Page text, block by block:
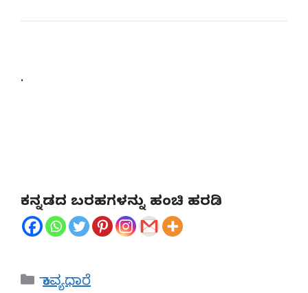
.
ಕನ್ನಡದ ಬರಹಗಳನ್ನು ಹಂಚಿ ಹರಡಿ
Categories
ಕಾವ್ಯಧಾರೆ